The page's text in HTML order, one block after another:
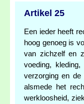
Artikel 25
Een ieder heeft
hoog genoeg is
van zichzelf en
voeding,
verzorging en de
alsmede het
werkloosheid,